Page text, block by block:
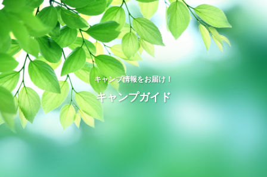
キャンプ情報をお届け！
キャンプガイド